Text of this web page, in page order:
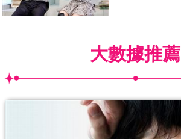
大數據推薦